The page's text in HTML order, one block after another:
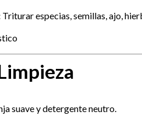
Triturar especias, semillas, ajo,
suave y detergente neutro.